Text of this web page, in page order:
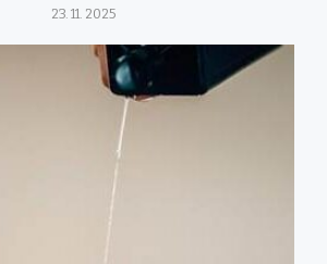
23. 11. 2025